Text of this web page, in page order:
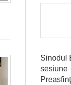
Sinodul
sesiune